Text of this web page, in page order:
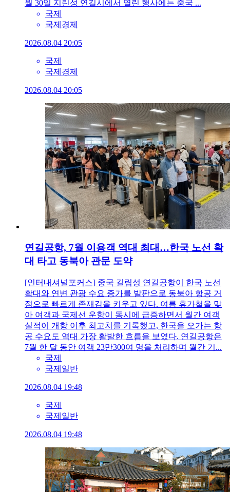
월 30일 지린성 연길시에서 열린 행사에는 중국 ...
국제
국제경제
2026.08.04 20:05
국제
국제경제
2026.08.04 20:05
연길공항, 7월 이용객 역대 최대…한국 노선 확
대 타고 동북아 관문 도약
[인터내셔널포커스] 중국 길림성 연길공항이 한국 노선
확대와 연변 관광 수요 증가를 발판으로 동북아 항공 거
점으로 빠르게 존재감을 키우고 있다. 여름 휴가철을 맞
아 여객과 국제선 운항이 동시에 급증하면서 월간 여객
실적이 개항 이후 최고치를 기록했고, 한국을 오가는 항
공 수요도 역대 가장 활발한 흐름을 보였다. 연길공항은
7월 한 달 동안 여객 23만300여 명을 처리하며 월간 기...
국제
국제일반
2026.08.04 19:48
국제
국제일반
2026.08.04 19:48